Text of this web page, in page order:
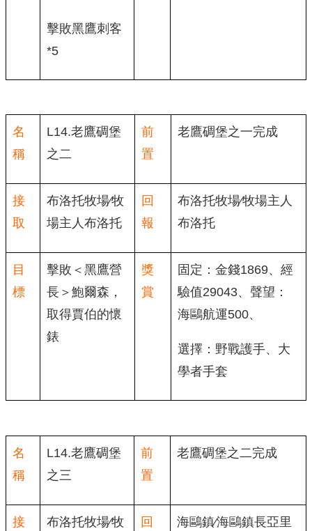
擊敗黑鷹刺客
*5
名
稱
L14.老鷹碉堡
之二
前
置
老鷹碉堡之一完成
接
取
布洛托牧場∕牧
場主人布洛托
回
報
布洛托牧場∕牧場主人
布洛托
目
標
擊敗＜黑鷹營
長＞鮑爾森，
取得賈伯的懷
錶
獎
賞
固定：金錢1869、經
驗值29043、聲望：
海鷗航運500、
選擇：野戰護手、大
學者手套
名
稱
L14.老鷹碉堡
之三
前
置
老鷹碉堡之二完成
接
布洛托牧場∕牧
回
海鷗鎮∕海鷗鎮長亞里